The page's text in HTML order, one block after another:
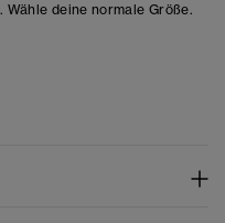
deine normale Größe.